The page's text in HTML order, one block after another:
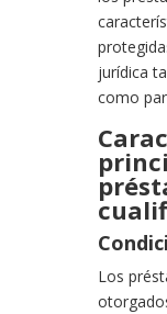
jurídica
como
Los